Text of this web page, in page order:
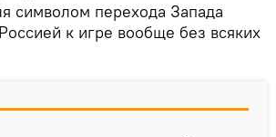
символом перехода Запада
к игре вообще без всяких